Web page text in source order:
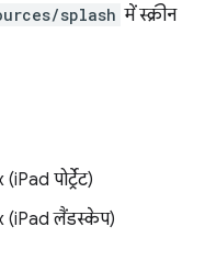
splash में स्क्रीन
पोर्ट्रेट)
(iPad लैंडस्केप)